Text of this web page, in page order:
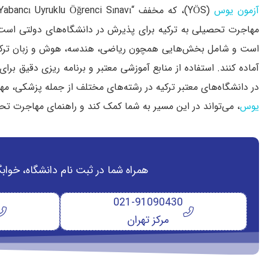
آزمون یوس
مهاجرت تحصیلی به ترکیه برای پذیرش در دانشگاه‌های دولتی
است و شامل بخش‌هایی همچون ریاضی، هندسه، هوش و زبان
آماده کنند. استفاده از منابع آموزشی معتبر و برنامه‌ ریزی
در دانشگاه‌های معتبر ترکیه در رشته‌های مختلف از جمله پزشکی،
یوس، می‌تواند در این مسیر به شما کمک کند و راهنمای مهاجرت
همراه شما در ثبت نام دانشگاه‌،
021-91090430
مرکز تهران